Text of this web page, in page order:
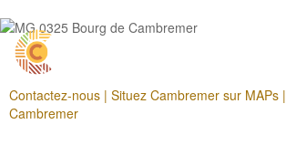
Contactez-nous | Situez Cambremer sur MAPs |
Cambremer